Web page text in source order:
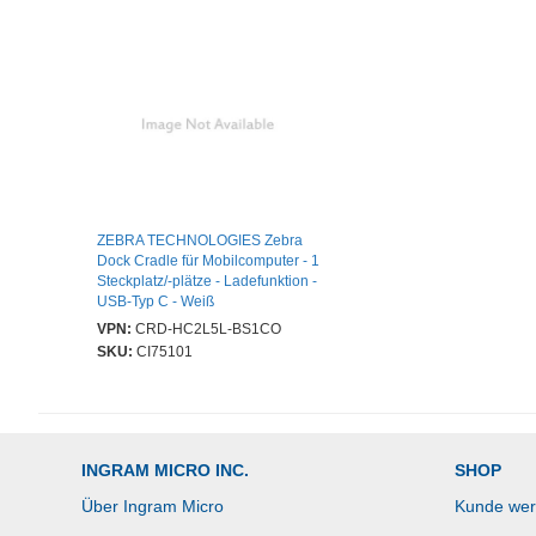
ZEBRA TECHNOLOGIES Zebra
Dock Cradle für Mobilcomputer - 1
Steckplatz/-plätze - Ladefunktion -
USB-Typ C - Weiß
VPN: CRD-HC2L5L-BS1CO
SKU: CI75101
INGRAM MICRO INC.
Über Ingram Micro
SHOP
Kunde